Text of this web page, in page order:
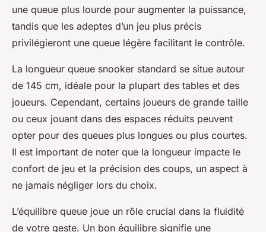
une queue plus lourde pour augmenter la puissance,
tandis que les adeptes d’un jeu plus précis
privilégieront une queue légère facilitant le contrôle.
La longueur queue snooker standard se situe autour
de 145 cm, idéale pour la plupart des tables et des
joueurs. Cependant, certains joueurs de grande taille
ou ceux jouant dans des espaces réduits peuvent
opter pour des queues plus longues ou plus courtes.
Il est important de noter que la longueur impacte le
confort de jeu et la précision des coups, un aspect à
ne jamais négliger lors du choix.
L’équilibre queue joue un rôle crucial dans la fluidité
de votre geste. Un bon équilibre signifie une